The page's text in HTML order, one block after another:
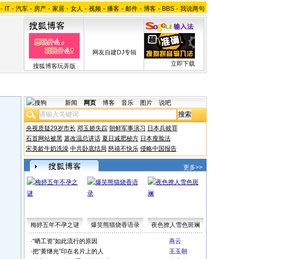
- IT - 汽车 - 房产 - 家居 - 女人 - 视频 - 播客 - 邮件 - 博客 - BBS - 我说两句
搜狐博客玩弄版
网友自建DJ专辑
立即下载
新闻 网页 博客 音乐 图片 说吧
央视质疑29岁市长 邓玉娇失踪 朝鲜军事演习 日本兵赎罪
石首网站被黑 篡改温总讲话 夏日减肥秘方 日本瘦脸法
宋美龄牛奶洗澡 中共卧底结局 慈禧不快乐 侵略中国报告
更多>>
梅婷五年不孕之谜 爆笑熊猫烧香语录 夜色撩人雪色斑斓
·“晒工资”如此流行的原因
燕云
·把“黄继光”印在名片上的人
王玉朝